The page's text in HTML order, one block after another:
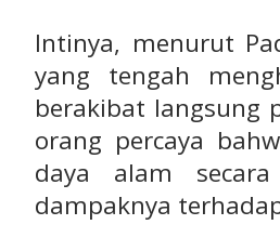
Intinya, menurut
yang tengah
berakibat langsung
orang percaya
daya alam
dampaknya